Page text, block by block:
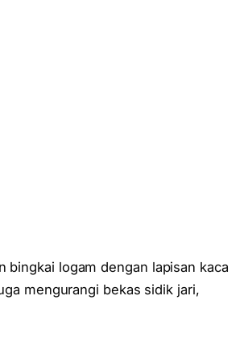
bingkai logam dengan lapisan kaca
mengurangi bekas sidik jari,